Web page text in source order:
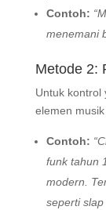
Contoh:
menemani
Metode 2:
Untuk kontrol
elemen
Contoh:
funk tahun
modern.
seperti